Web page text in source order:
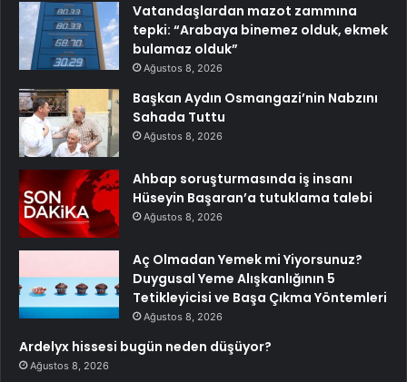
Vatandaşlardan mazot zammına
tepki: “Arabaya binemez olduk, ekmek
bulamaz olduk”
Ağustos 8, 2026
Başkan Aydın Osmangazi’nin Nabzını
Sahada Tuttu
Ağustos 8, 2026
Ahbap soruşturmasında iş insanı
Hüseyin Başaran’a tutuklama talebi
Ağustos 8, 2026
Aç Olmadan Yemek mi Yiyorsunuz?
Duygusal Yeme Alışkanlığının 5
Tetikleyicisi ve Başa Çıkma Yöntemleri
Ağustos 8, 2026
Ardelyx hissesi bugün neden düşüyor?
Ağustos 8, 2026